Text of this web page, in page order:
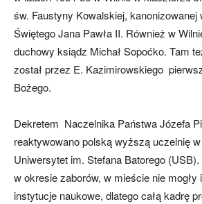
św. Faustyny Kowalskiej,
Świętego Jana Pawła II. Również w
duchowy ksiądz Michał Sopoćko. Tam
został przez E. Kazimirowskiego
Bożego.
Dekretem Naczelnika Państwa Józefa
reaktywowano polską wyższą uczelnię
Uniwersytet im. Stefana Batorego
w okresie zaborów, w mieście nie
instytucje naukowe, dlatego całą kadrę